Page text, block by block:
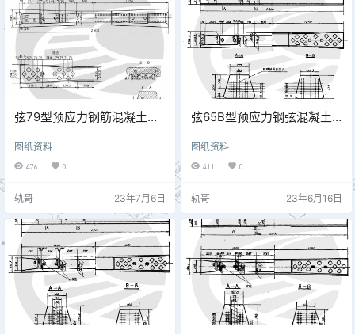
弦79型预应力钢筋混凝土枕
图纸资料
476 0
轨哥 23年7月6日
弦65B型预应力钢弦混凝土
（70)3096
图纸资料
411 0
轨哥 23年6月16日